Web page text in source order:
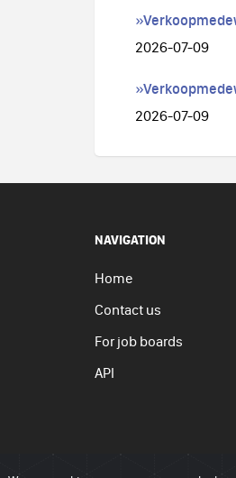
2026-07-09
2026-07-09
NAVIGATION
Home
Contact us
For job boards
API